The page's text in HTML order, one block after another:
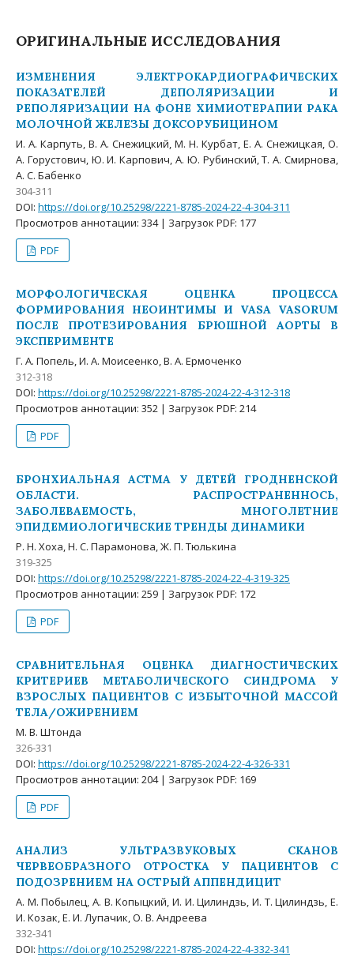
ОРИГИНАЛЬНЫЕ ИССЛЕДОВАНИЯ
ИЗМЕНЕНИЯ ЭЛЕКТРОКАРДИОГРАФИЧЕСКИХ
ПОКАЗАТЕЛЕЙ ДЕПОЛЯРИЗАЦИИ И
РЕПОЛЯРИЗАЦИИ НА ФОНЕ ХИМИОТЕРАПИИ РАКА
МОЛОЧНОЙ ЖЕЛЕЗЫ ДОКСОРУБИЦИНОМ
И. А. Карпуть, В. А. Снежицкий, М. Н. Курбат, Е. А. Снежицкая, О.
А. Горустович, Ю. И. Карпович, А. Ю. Рубинский, Т. А. Смирнова,
А. С. Бабенко
304-311
DOI: https://doi.org/10.25298/2221-8785-2024-22-4-304-311
Просмотров аннотации: 334 | Загрузок PDF: 177
PDF
МОРФОЛОГИЧЕСКАЯ ОЦЕНКА ПРОЦЕССА
ФОРМИРОВАНИЯ НЕОИНТИМЫ И VASA VASORUM
ПОСЛЕ ПРОТЕЗИРОВАНИЯ БРЮШНОЙ АОРТЫ В
ЭКСПЕРИМЕНТЕ
Г. А. Попель, И. А. Моисеенко, В. А. Ермоченко
312-318
DOI: https://doi.org/10.25298/2221-8785-2024-22-4-312-318
Просмотров аннотации: 352 | Загрузок PDF: 214
PDF
БРОНХИАЛЬНАЯ АСТМА У ДЕТЕЙ ГРОДНЕНСКОЙ
ОБЛАСТИ. РАСПРОСТРАНЕННОСЬ,
ЗАБОЛЕВАЕМОСТЬ, МНОГОЛЕТНИЕ
ЭПИДЕМИОЛОГИЧЕСКИЕ ТРЕНДЫ ДИНАМИКИ
Р. Н. Хоха, Н. С. Парамонова, Ж. П. Тюлькина
319-325
DOI: https://doi.org/10.25298/2221-8785-2024-22-4-319-325
Просмотров аннотации: 259 | Загрузок PDF: 172
PDF
СРАВНИТЕЛЬНАЯ ОЦЕНКА ДИАГНОСТИЧЕСКИХ
КРИТЕРИЕВ МЕТАБОЛИЧЕСКОГО СИНДРОМА У
ВЗРОСЛЫХ ПАЦИЕНТОВ С ИЗБЫТОЧНОЙ МАССОЙ
ТЕЛА/ОЖИРЕНИЕМ
М. В. Штонда
326-331
DOI: https://doi.org/10.25298/2221-8785-2024-22-4-326-331
Просмотров аннотации: 204 | Загрузок PDF: 169
PDF
АНАЛИЗ УЛЬТРАЗВУКОВЫХ СКАНОВ
ЧЕРВЕОБРАЗНОГО ОТРОСТКА У ПАЦИЕНТОВ С
ПОДОЗРЕНИЕМ НА ОСТРЫЙ АППЕНДИЦИТ
А. М. Побылец, А. В. Копыцкий, И. И. Цилиндзь, И. Т. Цилиндзь, Е.
И. Козак, Е. И. Лупачик, О. В. Андреева
332-341
DOI: https://doi.org/10.25298/2221-8785-2024-22-4-332-341